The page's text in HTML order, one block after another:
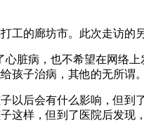
工的廊坊市。此次走访
脏病，也不希望在网络
孩子治病，其他的无所
以后会有什么影响，但
这样，但到了医院后发